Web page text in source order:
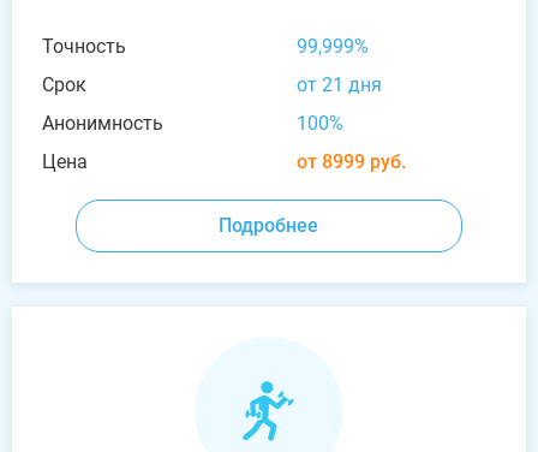
Точность
99,999%
Срок
от 21 дня
Анонимность
100%
Цена
от 8999 руб.
Подробнее